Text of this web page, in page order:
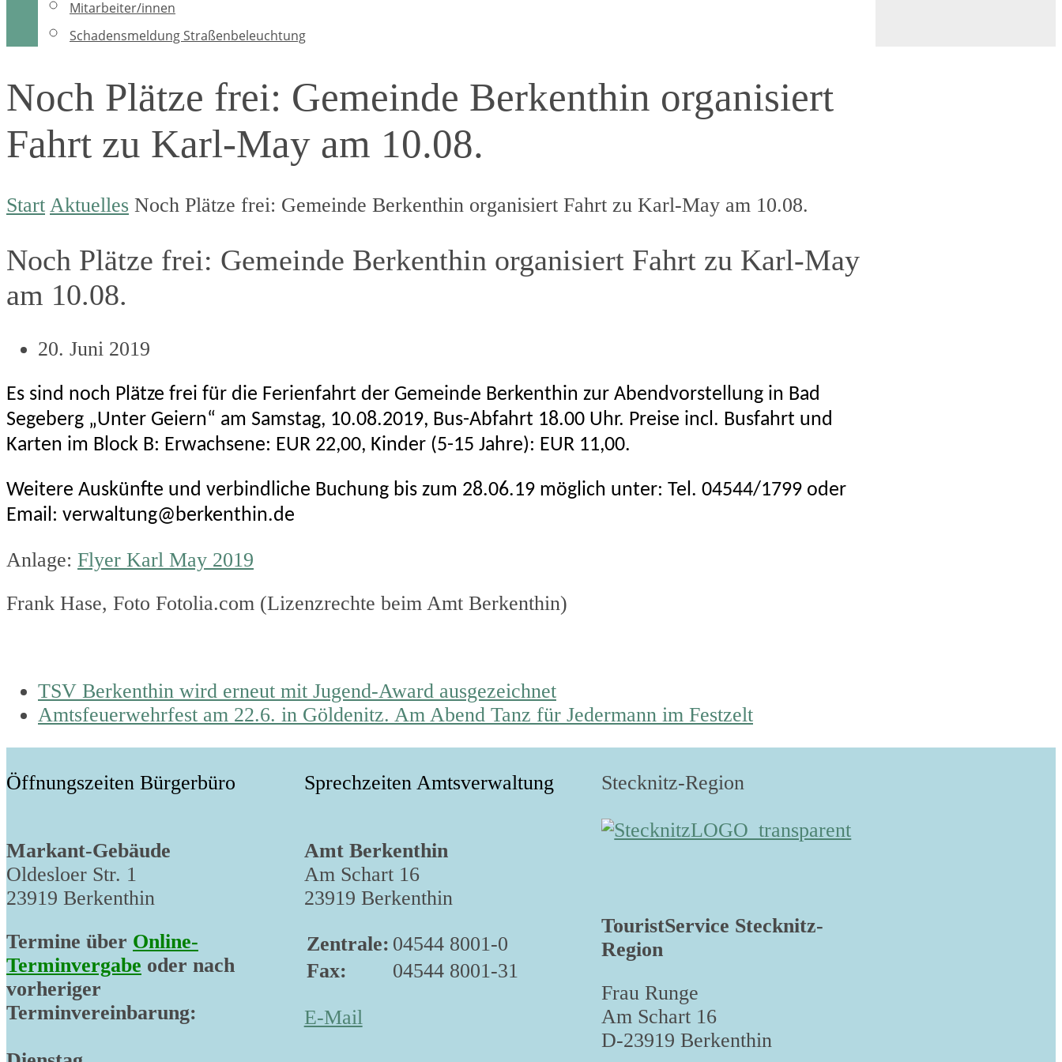
Mitarbeiter/innen
Schadensmeldung Straßenbeleuchtung
Noch Plätze frei: Gemeinde Berkenthin organisiert
Fahrt zu Karl-May am 10.08.
Start Aktuelles Noch Plätze frei: Gemeinde Berkenthin organisiert Fahrt zu Karl-May am 10.08.
Noch Plätze frei: Gemeinde Berkenthin organisiert Fahrt zu Karl-May
am 10.08.
20. Juni 2019
Es sind noch Plätze frei für die Ferienfahrt der Gemeinde Berkenthin zur Abendvorstellung in Bad
Segeberg „Unter Geiern“ am Samstag, 10.08.2019, Bus-Abfahrt 18.00 Uhr. Preise incl. Busfahrt und
Karten im Block B: Erwachsene: EUR 22,00, Kinder (5-15 Jahre): EUR 11,00.
Weitere Auskünfte und verbindliche Buchung bis zum 28.06.19 möglich unter: Tel. 04544/1799 oder
Email: verwaltung@berkenthin.de
Anlage: Flyer Karl May 2019
Frank Hase, Foto Fotolia.com (Lizenzrechte beim Amt Berkenthin)
previous
post:
TSV Berkenthin wird erneut mit Jugend-Award ausgezeichnet
next
Amtsfeuerwehrfest am 22.6. in Göldenitz. Am Abend Tanz für Jedermann im Festzelt
Öffnungszeiten Bürgerbüro
Markant-Gebäude
Oldesloer Str. 1
23919 Berkenthin
Termine über Online-
Terminvergabe oder nach
vorheriger
Terminvereinbarung:
Sprechzeiten Amtsverwaltung
Amt Berkenthin
Am Schart 16
23919 Berkenthin
Zentrale: 04544 8001-0
Fax:
04544 8001-31
E-Mail
Stecknitz-Region
TouristService Stecknitz-
Region
Frau Runge
Am Schart 16
D-23919 Berkenthin